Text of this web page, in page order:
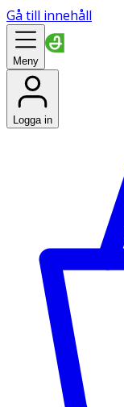
Gå till innehåll
Meny
Logga in